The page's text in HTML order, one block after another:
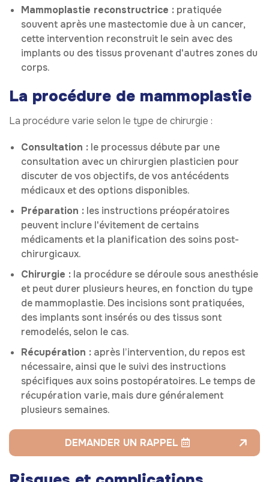
Mammoplastie reconstructrice : pratiquée
souvent après une mastectomie due à un cancer,
cette intervention reconstruit le sein avec des
implants ou des tissus provenant d'autres zones du
corps.
La procédure de mammoplastie
La procédure varie selon le type de chirurgie :
Consultation : le processus débute par une
consultation avec un chirurgien plasticien pour
discuter de vos objectifs, de vos antécédents
médicaux et des options disponibles.
Préparation : les instructions préopératoires
peuvent inclure l'évitement de certains
médicaments et la planification des soins post-
chirurgicaux.
Chirurgie : la procédure se déroule sous anesthésie
et peut durer plusieurs heures, en fonction du type
de mammoplastie. Des incisions sont pratiquées,
des implants sont insérés ou des tissus sont
remodelés, selon le cas.
Récupération : après l’intervention, du repos est
nécessaire, ainsi que le suivi des instructions
spécifiques aux soins postopératoires. Le temps de
récupération varie, mais dure généralement
plusieurs semaines.
DEMANDER UN RAPPEL